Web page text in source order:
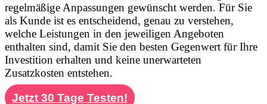
regelmäßige Anpassungen gewünscht werden. Für Sie
als Kunde ist es entscheidend, genau zu verstehen,
welche Leistungen in den jeweiligen Angeboten
enthalten sind, damit Sie den besten Gegenwert für Ihre
Investition erhalten und keine unerwarteten
Zusatzkosten entstehen.
Jetzt 30 Tage Testen!